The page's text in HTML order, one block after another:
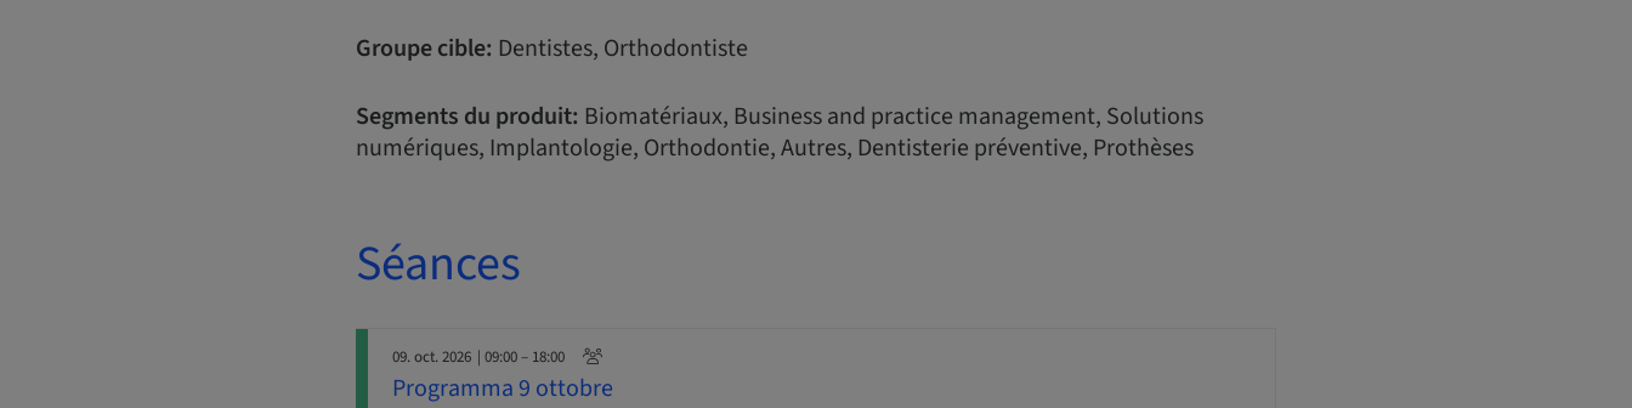
Groupe cible: Dentistes, Orthodontiste
Segments du produit: Biomatériaux, Business and practice management, Solutions
numériques, Implantologie, Orthodontie, Autres, Dentisterie préventive, Prothèses
Séances
09. oct. 2026 | 09:00 – 18:00
Programma 9 ottobre